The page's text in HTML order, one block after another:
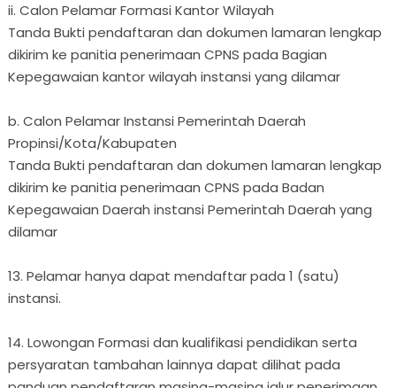
ii. Calon Pelamar Formasi Kantor Wilayah
Tanda Bukti pendaftaran dan dokumen lamaran lengkap
dikirim ke panitia penerimaan CPNS pada Bagian
Kepegawaian kantor wilayah instansi yang dilamar
b. Calon Pelamar Instansi Pemerintah Daerah
Propinsi/Kota/Kabupaten
Tanda Bukti pendaftaran dan dokumen lamaran lengkap
dikirim ke panitia penerimaan CPNS pada Badan
Kepegawaian Daerah instansi Pemerintah Daerah yang
dilamar
13. Pelamar hanya dapat mendaftar pada 1 (satu)
instansi.
14. Lowongan Formasi dan kualifikasi pendidikan serta
persyaratan tambahan lainnya dapat dilihat pada